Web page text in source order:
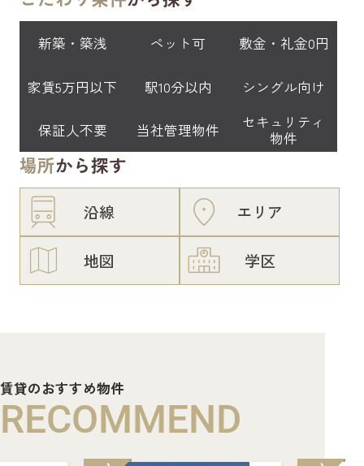
新築・築浅 ペット可 敷金・礼金0円
家賃5万円以下 駅10分以内 シングル向け
保証人不要 当社管理物件
セキュリティ
物件
場所から探す
沿線 エリア
地図 学区
賃貸のおすすめ物件
RECOMMEND